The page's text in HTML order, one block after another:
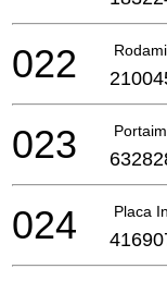
022
023
Placa
024